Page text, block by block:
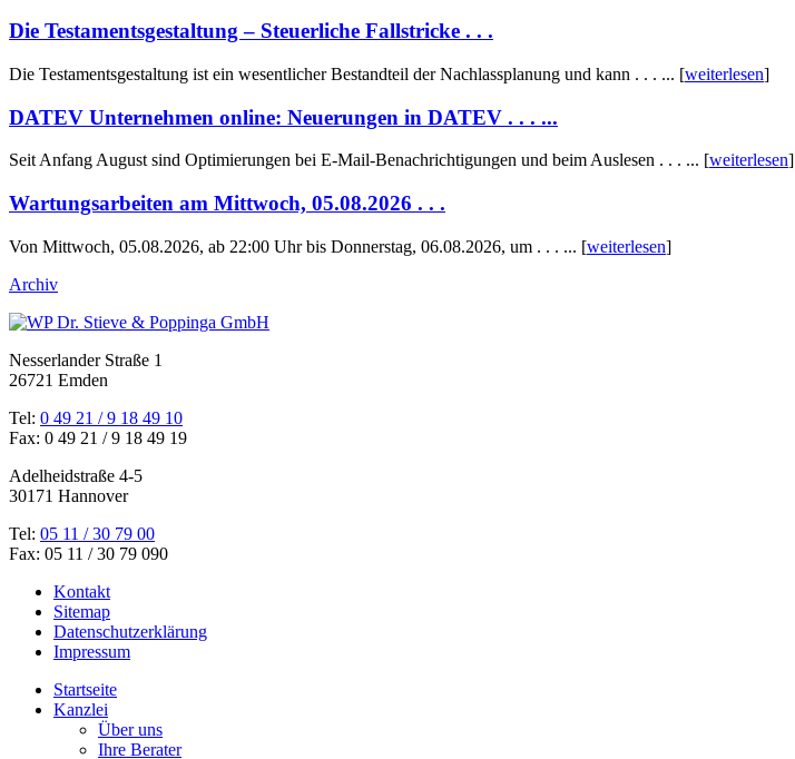
Die Testamentsgestaltung – Steuerliche Fallstricke . . .
Die Testamentsgestaltung ist ein wesentlicher Bestandteil der Nachlassplanung und kann . . . ... [weiterlesen]
DATEV Unternehmen online: Neuerungen in DATEV . . . ...
Seit Anfang August sind Optimierungen bei E-Mail-Benachrichtigungen und beim Auslesen . . . ... [weiterlesen]
Wartungsarbeiten am Mittwoch, 05.08.2026 . . .
Von Mittwoch, 05.08.2026, ab 22:00 Uhr bis Donnerstag, 06.08.2026, um . . . ... [weiterlesen]
Archiv
Nesserlander Straße 1
26721 Emden
Tel: 0 49 21 / 9 18 49 10
Fax: 0 49 21 / 9 18 49 19
Adelheidstraße 4-5
30171 Hannover
Tel: 05 11 / 30 79 00
Fax: 05 11 / 30 79 090
Kontakt
Sitemap
Datenschutzerklärung
Impressum
Startseite
Kanzlei
Über uns
Ihre Berater